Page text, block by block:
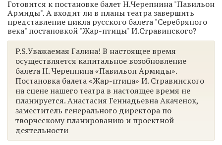
Готовится к постановке балет Н.Черепнина "Павильон
Армиды". А входит ли в планы театра завершить
представление цикла русского балета "Серебряного
века" постановкой "Жар-птицы" И.Стравинского?
P.S.Уважаемая Галина! В настоящее время
осуществляется капитальное возобновление
балета Н. Черепнина «Павильон Армиды».
Постановка балета «Жар-птица» И. Стравинского
на сцене нашего театра в настоящее время не
планируется. Анастасия Геннадьевна Акаченок,
заместитель генерального директора по
творческому планированию и проектной
деятельности